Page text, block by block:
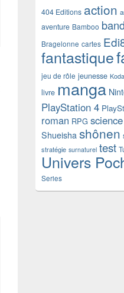
404 Editions action
aventure Bamboo
Bragelonne cartes
fantastique
jeu de rôle jeunesse
livre manga
PlayStation 4
roman RPG
Shueisha shônen
stratégie surnaturel test
Univers
Series